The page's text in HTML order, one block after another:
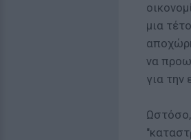
μια
να
για την
Ωστόσο,